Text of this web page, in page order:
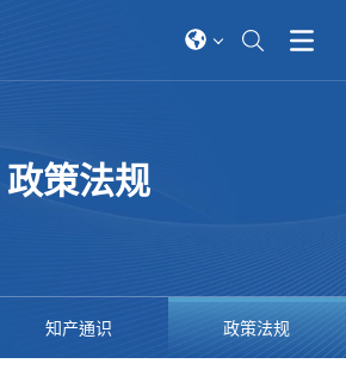
政策法规
知产通识 政策法规